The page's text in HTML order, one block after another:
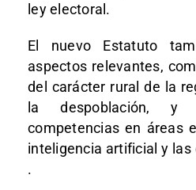
ley electoral.
El nuevo Estatuto
aspectos relevantes,
del carácter rural de la
la despoblación,
competencias en áreas
inteligencia artificial y
.